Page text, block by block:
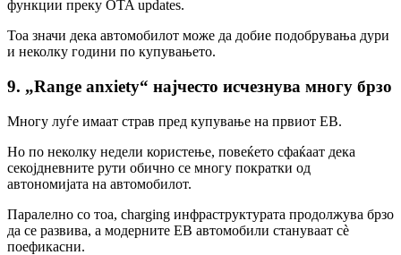
функции преку OTA updates.
Тоа значи дека автомобилот може да добие подобрувања дури
и неколку години по купувањето.
9. „Range anxiety“ најчесто исчезнува многу брзо
Многу луѓе имаат страв пред купување на првиот ЕВ.
Но по неколку недели користење, повеќето сфаќаат дека
секојдневните рути обично се многу пократки од
автономијата на автомобилот.
Паралелно со тоа, charging инфраструктурата продолжува брзо
да се развива, а модерните ЕВ автомобили стануваат сè
поефикасни.